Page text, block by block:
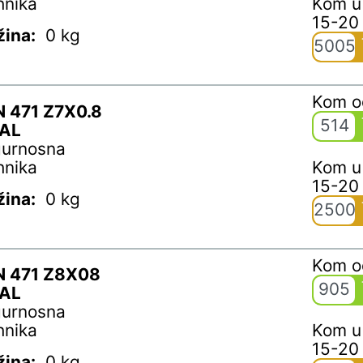
0 kg
15-20
5005
471 Z7X0.8
0 kg
Kom
514
Kom
15-20
2500
471 Z8X08
Kom
905
Kom
15-20